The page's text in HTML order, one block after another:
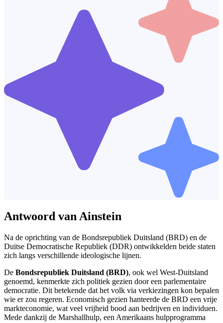
Antwoord van Ainstein
Na de oprichting van de Bondsrepubliek Duitsland (BRD) en de
Duitse Democratische Republiek (DDR) ontwikkelden beide staten
zich langs verschillende ideologische lijnen.
De Bondsrepubliek Duitsland (BRD), ook wel West-Duitsland
genoemd, kenmerkte zich politiek gezien door een parlementaire
democratie. Dit betekende dat het volk via verkiezingen kon bepalen
wie er zou regeren. Economisch gezien hanteerde de BRD een vrije
markteconomie, wat veel vrijheid bood aan bedrijven en individuen.
Mede dankzij de Marshallhulp, een Amerikaans hulpprogramma